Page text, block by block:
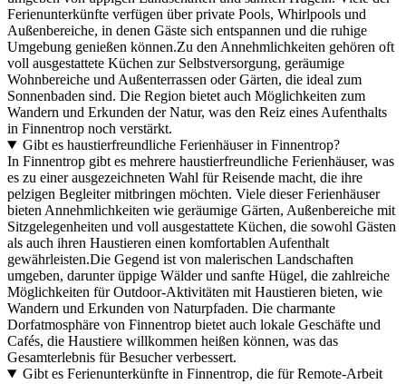
Ferienunterkünfte verfügen über private Pools, Whirlpools und
Außenbereiche, in denen Gäste sich entspannen und die ruhige
Umgebung genießen können.Zu den Annehmlichkeiten gehören oft
voll ausgestattete Küchen zur Selbstversorgung, geräumige
Wohnbereiche und Außenterrassen oder Gärten, die ideal zum
Sonnenbaden sind. Die Region bietet auch Möglichkeiten zum
Wandern und Erkunden der Natur, was den Reiz eines Aufenthalts
in Finnentrop noch verstärkt.
Gibt es haustierfreundliche Ferienhäuser in Finnentrop?
In Finnentrop gibt es mehrere haustierfreundliche Ferienhäuser, was
es zu einer ausgezeichneten Wahl für Reisende macht, die ihre
pelzigen Begleiter mitbringen möchten. Viele dieser Ferienhäuser
bieten Annehmlichkeiten wie geräumige Gärten, Außenbereiche mit
Sitzgelegenheiten und voll ausgestattete Küchen, die sowohl Gästen
als auch ihren Haustieren einen komfortablen Aufenthalt
gewährleisten.Die Gegend ist von malerischen Landschaften
umgeben, darunter üppige Wälder und sanfte Hügel, die zahlreiche
Möglichkeiten für Outdoor-Aktivitäten mit Haustieren bieten, wie
Wandern und Erkunden von Naturpfaden. Die charmante
Dorfatmosphäre von Finnentrop bietet auch lokale Geschäfte und
Cafés, die Haustiere willkommen heißen können, was das
Gesamterlebnis für Besucher verbessert.
Gibt es Ferienunterkünfte in Finnentrop, die für Remote-Arbeit